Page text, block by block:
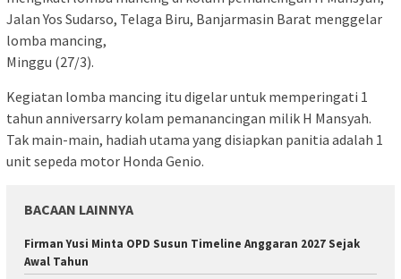
Jalan Yos Sudarso, Telaga Biru, Banjarmasin Barat menggelar
lomba mancing,
Minggu (27/3).
Kegiatan lomba mancing itu digelar untuk memperingati 1
tahun anniversarry kolam pemanancingan milik H Mansyah.
Tak main-main, hadiah utama yang disiapkan panitia adalah 1
unit sepeda motor Honda Genio.
BACAAN LAINNYA
Firman Yusi Minta OPD Susun Timeline Anggaran 2027 Sejak
Awal Tahun